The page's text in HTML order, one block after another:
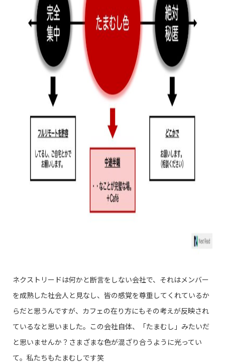
ネクストリードは何かと断言をしない会社で、それはメンバー
を成熟した社会人と見なし、皆の感覚を尊重してくれているか
らだと思うんですが、カフェの在り方にもその考えが反映され
ているなと思いました。この会社自体、「たまむし」みたいだ
と思いませんか？さまざまな色が混ざり合うように光ってい
て。私たちもたまむしです笑